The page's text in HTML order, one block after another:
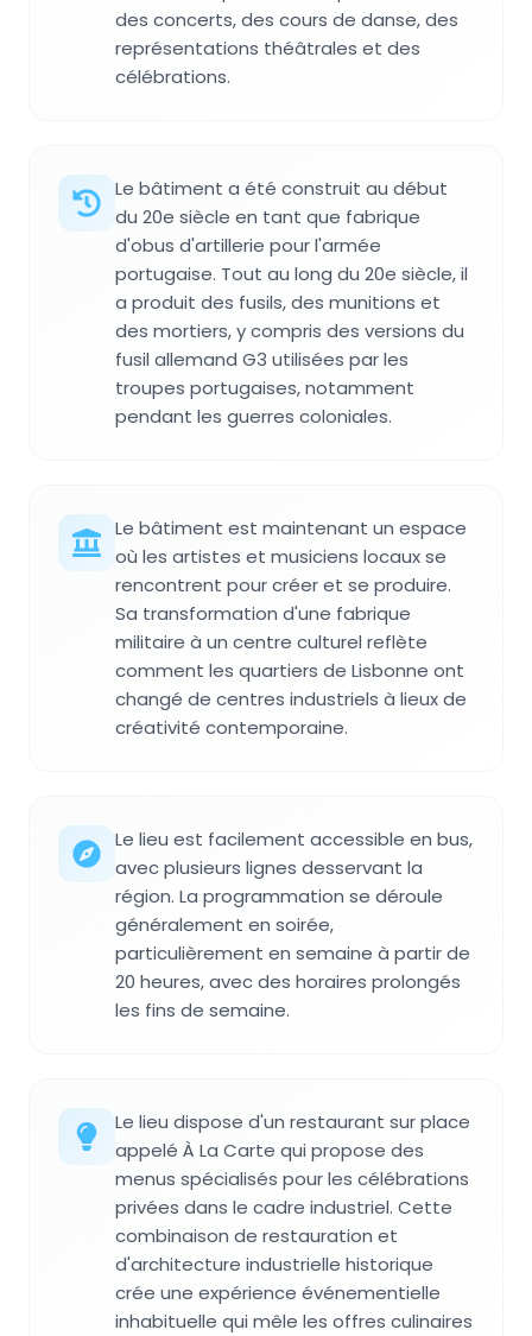
des concerts, des cours de danse, des
représentations théâtrales et des
célébrations.
Le bâtiment a été construit au début
du 20e siècle en tant que fabrique
d'obus d'artillerie pour l'armée
portugaise. Tout au long du 20e siècle, il
a produit des fusils, des munitions et
des mortiers, y compris des versions du
fusil allemand G3 utilisées par les
troupes portugaises, notamment
pendant les guerres coloniales.
Le bâtiment est maintenant un espace
où les artistes et musiciens locaux se
rencontrent pour créer et se produire.
Sa transformation d'une fabrique
militaire à un centre culturel reflète
comment les quartiers de Lisbonne ont
changé de centres industriels à lieux de
créativité contemporaine.
Le lieu est facilement accessible en bus,
avec plusieurs lignes desservant la
région. La programmation se déroule
généralement en soirée,
particulièrement en semaine à partir de
20 heures, avec des horaires prolongés
les fins de semaine.
Le lieu dispose d'un restaurant sur place
appelé À La Carte qui propose des
menus spécialisés pour les célébrations
privées dans le cadre industriel. Cette
combinaison de restauration et
d'architecture industrielle historique
crée une expérience événementielle
inhabituelle qui mêle les offres culinaires